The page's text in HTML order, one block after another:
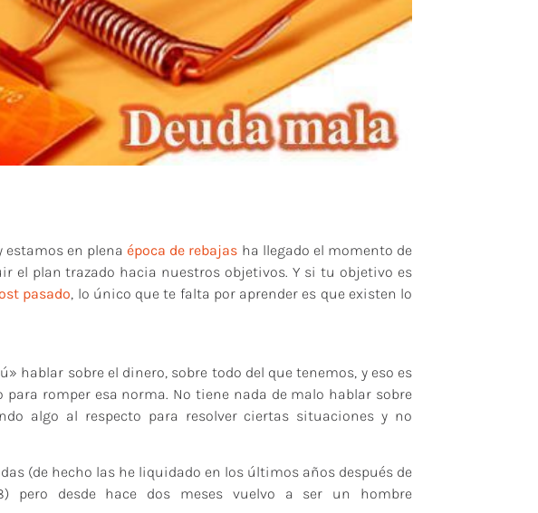
estamos en plenaépoca de rebajas ha llegado el momento de
el plan trazado hacia nuestros objetivos. Y si tu objetivo es
pasado, lo único que te falta por aprender es que existen lo
hablar sobre el dinero, sobre todo del que tenemos, y eso es
romper esa norma. No tiene nada de malo hablar sobre
algo al respecto para resolver ciertas situaciones y no
(de hecho las he liquidado en los últimos años después de
pero desde hace dos meses vuelvo a ser un hombre